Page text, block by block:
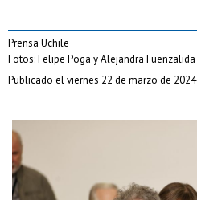
Prensa Uchile
Fotos: Felipe Poga y Alejandra Fuenzalida
Publicado el viernes 22 de marzo de 2024